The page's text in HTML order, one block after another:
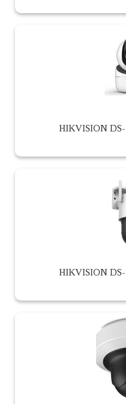
HIKVISION
HIKVISION